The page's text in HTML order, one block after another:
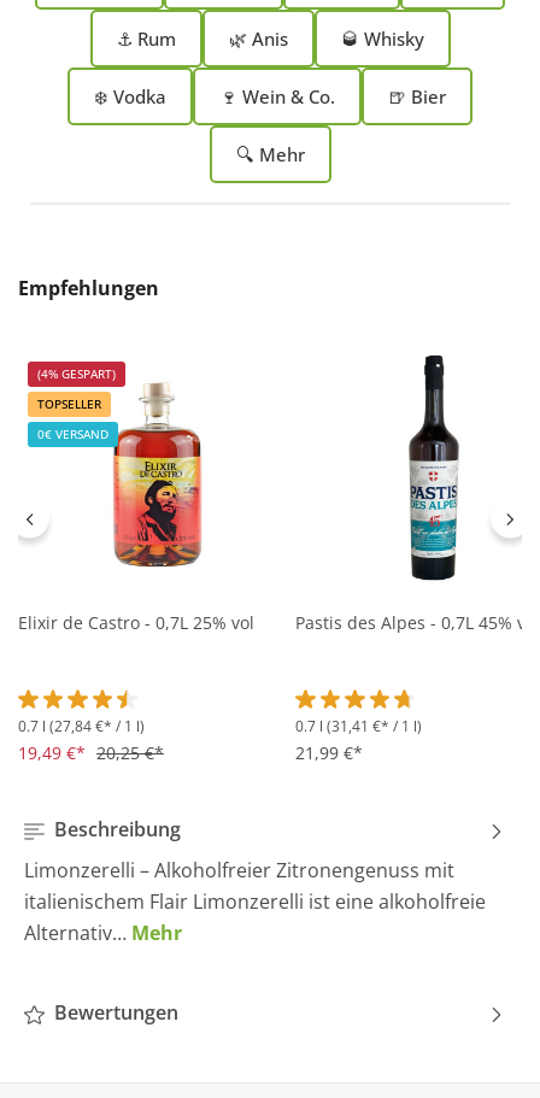
⚓ Rum 🌿 Anis 🥃 Whisky
❄️ Vodka 🍷 Wein & Co. 🍺 Bier
🔍 Mehr
Produktgalerie überspringen
Empfehlungen
(4% GESPART)
TOPSELLER
0€ VERSAND
Elixir de Castro - 0,7L 25% vol
Durchschnittliche Bewertung von 4.5 von 5 Sternen
0.7 l (27,84 €* / 1 l)
19,49 €* 20,25 €*
Pastis des Alpes - 0,7L 45% vol
Durchschnittliche
0.7 l (31,41 €* / 1 l)
21,99 €*
Beschreibung
Limonzerelli – Alkoholfreier Zitronengenuss mit
italienischem Flair Limonzerelli ist eine alkoholfreie
Alternativ… Mehr
Bewertungen